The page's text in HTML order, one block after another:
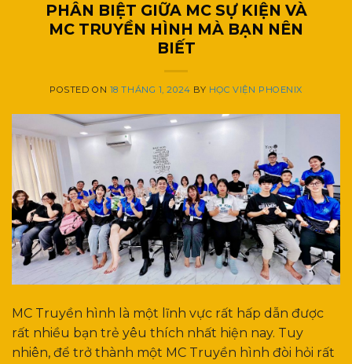
PHÂN BIỆT GIỮA MC SỰ KIỆN VÀ
MC TRUYỀN HÌNH MÀ BẠN NÊN
BIẾT
POSTED ON 18 THÁNG 1, 2024 BY HỌC VIỆN PHOENIX
MC Truyền hình là một lĩnh vực rất hấp dẫn được
rất nhiều bạn trẻ yêu thích nhất hiện nay. Tuy
nhiên, để trở thành một MC Truyền hình đòi hỏi rất